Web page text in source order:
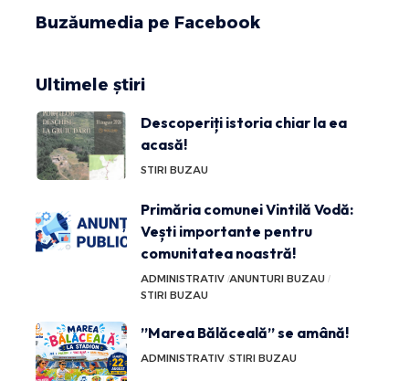
Buzăumedia pe Facebook
Ultimele știri
Descoperiți istoria chiar la ea
acasă!
STIRI BUZAU
Primăria comunei Vintilă Vodă:
Vești importante pentru
comunitatea noastră!
ADMINISTRATIV ANUNTURI BUZAU
STIRI BUZAU
”Marea Bălăceală” se amână!
ADMINISTRATIV STIRI BUZAU